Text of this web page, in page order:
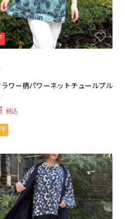
ワー柄パワーネットチュールプル
税込